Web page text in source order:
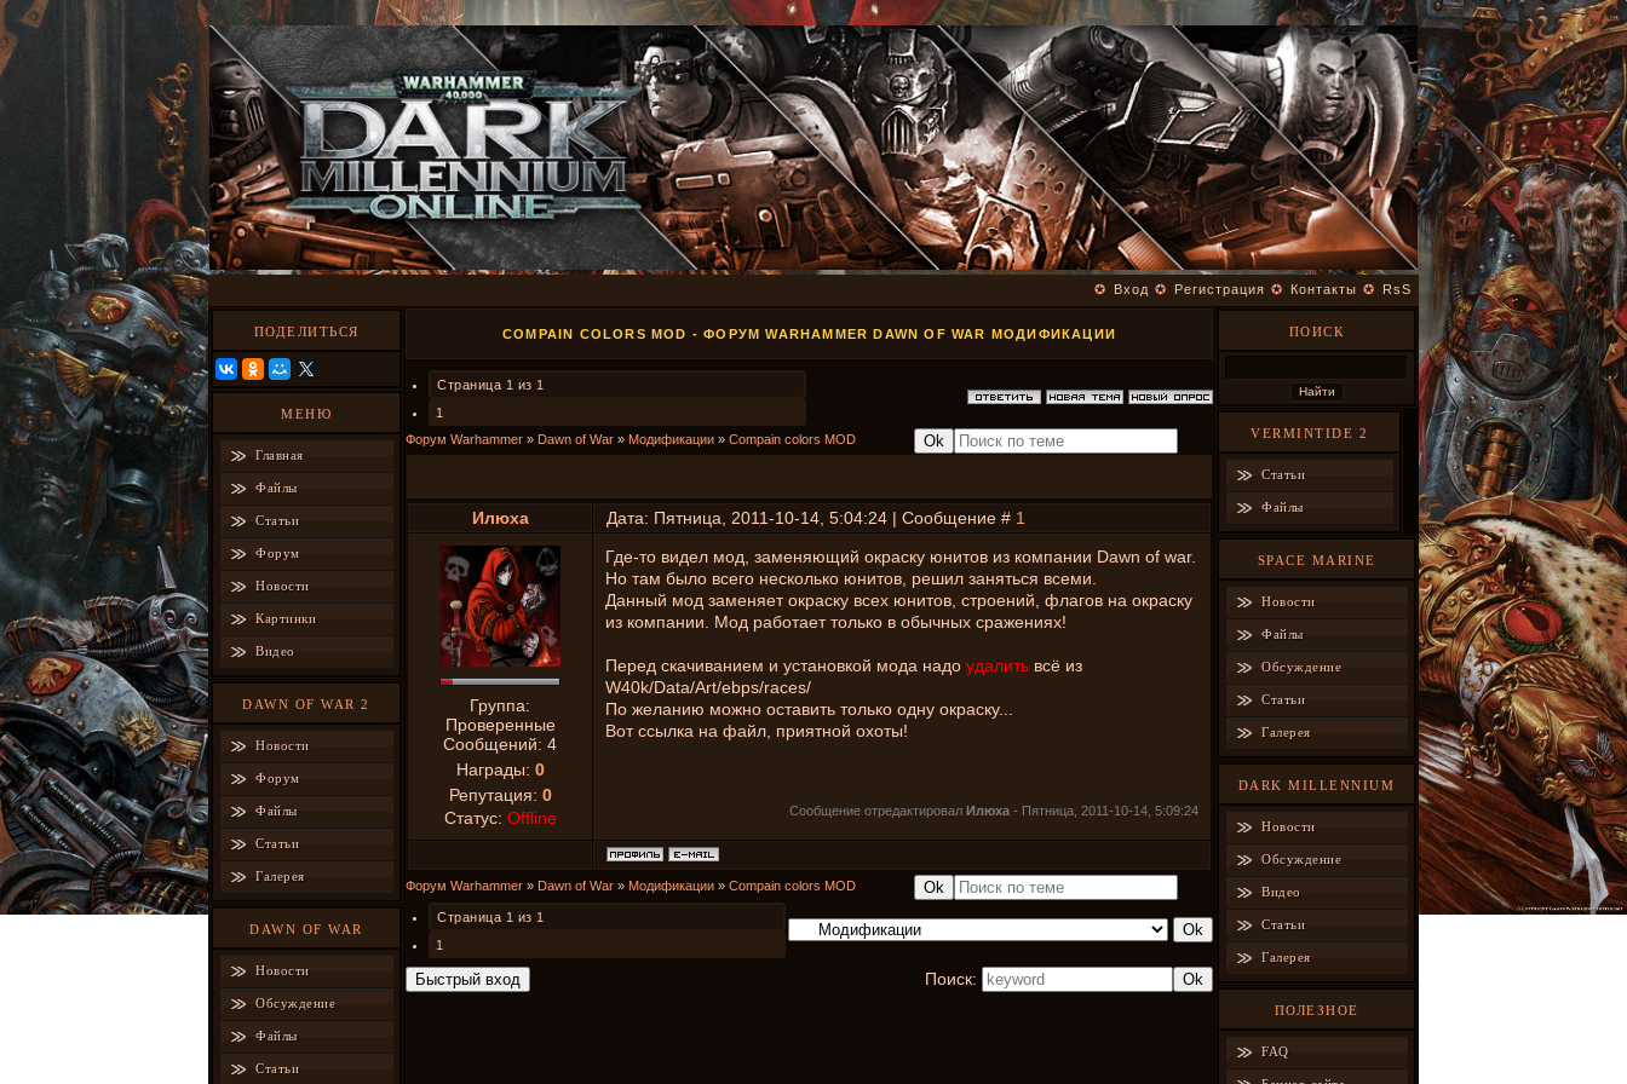
✪ Вход ✪ Регистрация ✪ Контакты ✪ RsS
ПОДЕЛИТЬСЯ
МЕНЮ
Главная
Файлы
Статьи
Форум
Новости
Картинки
Видео
DAWN OF WAR 2
Новости
Форум
Файлы
Статьи
Галерея
DAWN OF WAR
Новости
Обсуждение
Файлы
Статьи
COMPAIN COLORS MOD - ФОРУМ WARHAMMER DAWN OF WAR МОДИФИКАЦИИ
Страница 1 из 1
1
Форум Warhammer » Dawn of War » Модификации » Compain colors MOD
Илюха Дата: Пятница, 2011-10-14, 5:04:24 | Сообщение # 1
Группа:
Проверенные
Сообщений: 4
Награды: 0
Репутация: 0
Статус: Offline
Где-то видел мод, заменяющий окраску юнитов из компании Dawn of war.
Но там было всего несколько юнитов, решил заняться всеми.
Данный мод заменяет окраску всех юнитов, строений, флагов на окраску
из компании. Мод работает только в обычных сражениях!
Перед скачиванием и установкой мода надо удалить всё из
W40k/Data/Art/ebps/races/
По желанию можно оставить только одну окраску...
Вот ссылка на файл, приятной охоты!
Сообщение отредактировал Илюха - Пятница, 2011-10-14, 5:09:24
Форум Warhammer » Dawn of War » Модификации » Compain colors MOD
Страница 1 из 1
1
Поиск:
ПОИСК
VERMINTIDE 2
Статьи
Файлы
SPACE MARINE
Новости
Файлы
Обсуждение
Статьи
Галерея
DARK MILLENNIUM
Новости
Обсуждение
Видео
Статьи
Галерея
ПОЛЕЗНОЕ
FAQ